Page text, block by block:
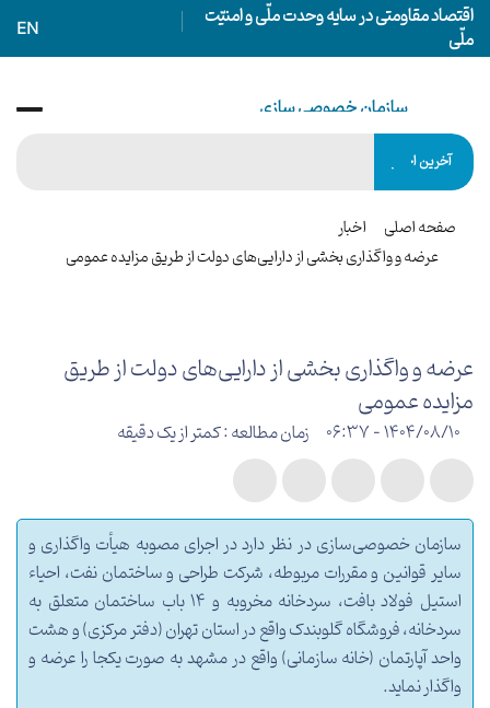
اقتصاد مقاومتی در سایه وحدت ملّی و امنیّت
ملّی
EN
سازمان خصوصی سازی
آخرین اخبار
صفحه اصلی
اخبار
عرضه و واگذاری بخشی از دارایی‌های دولت از طریق مزایده عمومی
عرضه و واگذاری بخشی از دارایی‌های دولت از طریق
مزایده عمومی
1404/08/10 - 06:37 زمان مطالعه : کمتر از یک دقیقه
سازمان خصوصی‌سازی در نظر دارد در اجرای مصوبه هیأت واگذاری و
سایر قوانین و مقررات مربوطه، شرکت طراحی و ساختمان نفت، احیاء
استیل فولاد بافت، سردخانه مخروبه و 14 باب ساختمان متعلق به
سردخانه، فروشگاه گلوبندک واقع در استان تهران (دفتر مرکزی) و هشت
واحد آپارتمان (خانه سازمانی) واقع در مشهد به صورت یکجا را عرضه و
واگذار نماید.